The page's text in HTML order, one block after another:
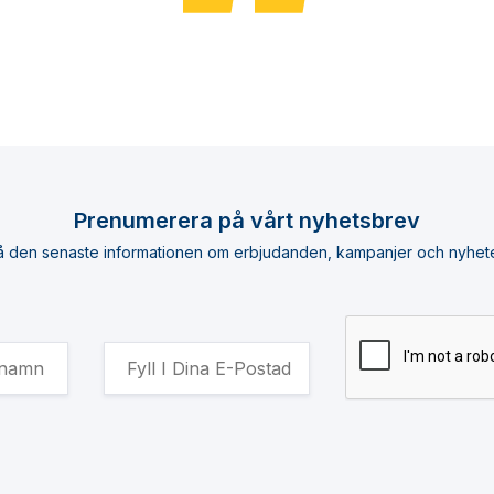
Prenumerera på vårt nyhetsbrev
den senaste informationen om erbjudanden, kampanjer och